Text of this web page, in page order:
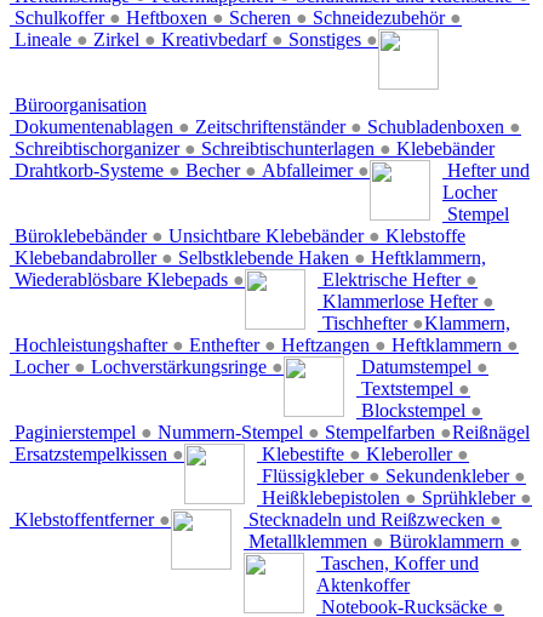
Schulkoffer ● Heftboxen ● Scheren ● Schneidezubehör ●
Lineale ● Zirkel ● Kreativbedarf ● Sonstiges ●
Büroorganisation
Dokumentenablagen ● Zeitschriftenständer ● Schubladenboxen ●
Schreibtischorganizer ● Schreibtischunterlagen ●
Drahtkorb-Systeme ● Becher ● Abfalleimer ●
Klebebänder
Büroklebebänder ● Unsichtbare Klebebänder ●
Klebebandabroller ● Selbstklebende Haken ●
Wiederablösbare Klebepads ●
Hefter und
Locher
Elektrische Hefter ●
Klammerlose Hefter ●
Tischhefter ●
Hochleistungshafter ● Enthefter ● Heftzangen ● Heftklammern ●
Locher ● Lochverstärkungsringe ●
Stempel
Datumstempel ●
Textstempel ●
Blockstempel ●
Paginierstempel ● Nummern-Stempel ● Stempelfarben ●
Ersatzstempelkissen ●
Klebstoffe
Klebestifte ● Kleberoller ●
Flüssigkleber ● Sekundenkleber ●
Heißklebepistolen ● Sprühkleber ●
Klebstoffentferner ●
Heftklammern,
Klammern,
Reißnägel
Stecknadeln und Reißzwecken ●
Metallklemmen ● Büroklammern ●
Taschen, Koffer und
Aktenkoffer
Notebook-Rucksäcke ●